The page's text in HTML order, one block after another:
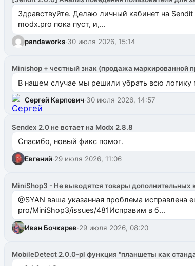
Здравствуйте. Делаю личный кабинет на
modx.pro пока пуст, и,...
pandaworks·30 июля 2026, 15:14
Minishop + честный знак (продажа маркированной
В нашем случае мы решили убрать всю логику
Сергей Карпович·30 июля 2026, 14:57
Sendex 2.0 не встает на Modx 2.8.8
Спасибо, новый фикс помог.
Евгений·29 июля 2026, 11:06
MiniShop3 - Не выводятся товары дополнительных
@SYAN ваша указанная проблема исправлена еще до версии 1.2.3
pro/MiniShop3/issues/481Исправим в б...
Иван Бочкарев·29 июля 2026, 08:20
MobileDetect 2.0.0-pl функция "планшеты как